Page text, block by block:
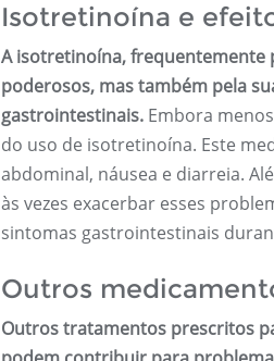
Isotretinoína e
A isotretinoína, frequentemente
poderosos, mas também pela
gastrointestinais. Embora
do uso de isotretinoína. Este
abdominal, náusea e diarreia.
às vezes exacerbar esses
sintomas gastrointestinais
Outros
Outros tratamentos prescritos